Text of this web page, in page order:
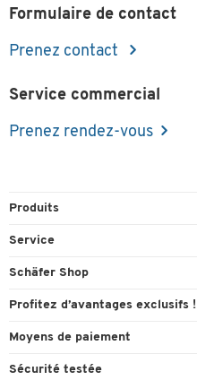
Formulaire de contact
Prenez contact
Service commercial
Prenez rendez-vous
Produits
Emballage et expédition
Fournitures de bureau
Mobilier de bureau
Nettoyage et hygiène
Service
Aperçu des n° de tél.
Contact & Callback
FAQ
Schäfer Shop
A propos
Profitez d’avantages exclusifs !
Cadeau de bienvenue
Moyens de paiement
Paypal
Sécurité testée